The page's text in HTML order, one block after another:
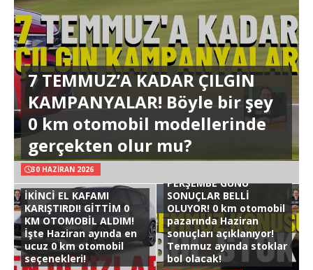
7 TEMMUZ’A KADAR ÇILGIN
KAMPANYALAR! Böyle bir şey
0 km otomobil modellerinde
gerçekten olur mu?
30 HAZIRAN 2026
İKİNCİ EL KAFAMI
KARIŞTIRDI! GİTTİM 0
KM OTOMOBİL ALDIM!
İşte Haziran ayında en
ucuz 0 km otomobil
seçenekleri!
PERŞEMBE GÜNÜ
SONUÇLAR BELLİ
OLUYOR! 0 km otomobil
pazarında Haziran
sonuçları açıklanıyor!
Temmuz ayında stoklar
bol olacak!